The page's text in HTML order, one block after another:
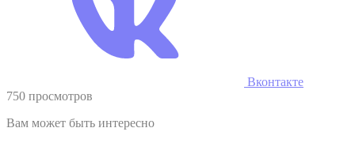
Вконтакте
750 просмотров
Вам может быть интересно